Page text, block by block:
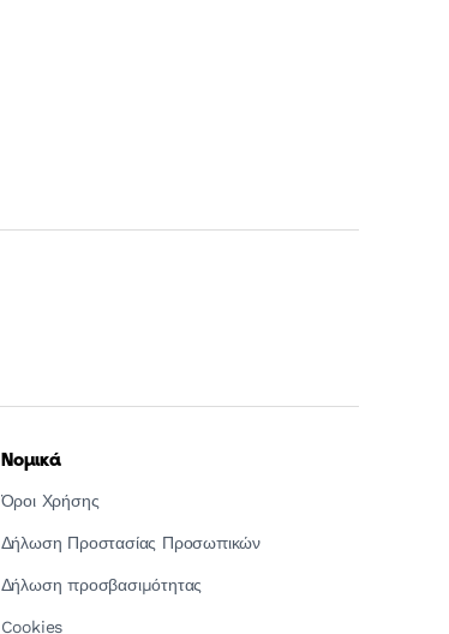
Νομικά
Όροι Χρήσης
Δήλωση Προστασίας Προσωπικών
Δήλωση προσβασιμότητας
Cookies